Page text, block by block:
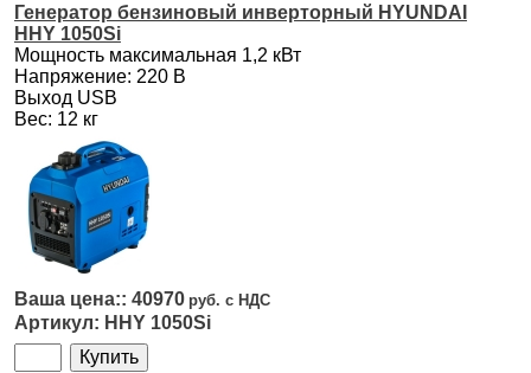
Генератор бензиновый инверторный HYUNDAI
HHY 1050Si
Мощность максимальная 1,2 кВт
Напряжение: 220 В
Выход USB
Вес: 12 кг
40970
HHY 1050Si